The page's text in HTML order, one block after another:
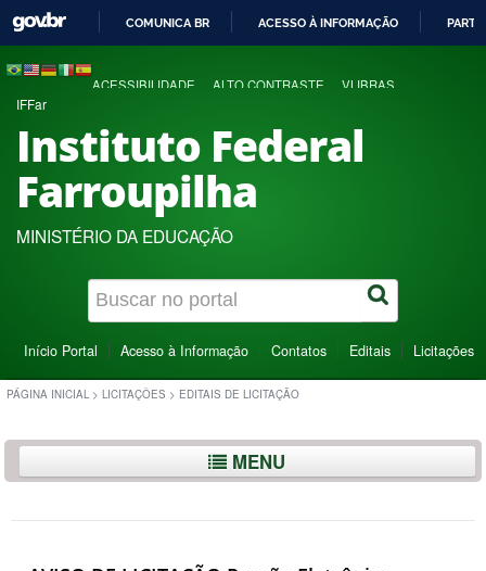
COMUNICA BR ACESSO À INFORMAÇÃO
ACESSIBILIDADE ALTO CONTRASTE VLIBRAS
IFFar
Instituto Federal
Farroupilha
MINISTÉRIO DA EDUCAÇÃO
Início Portal Acesso à Informação Contatos Editais Licitações
PÁGINA INICIAL > LICITAÇÕES > EDITAIS DE LICITAÇÃO
MENU